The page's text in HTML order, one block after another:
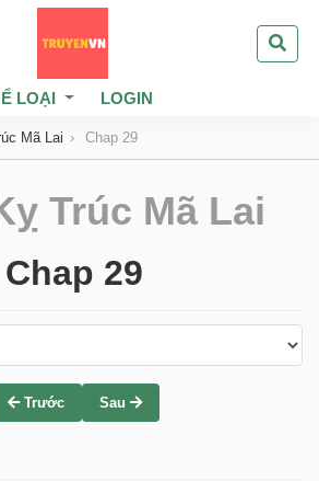
LOẠI LOGIN
Mã Lai Chap 29
Trúc Mã Lai
Chap 29
Trước Sau